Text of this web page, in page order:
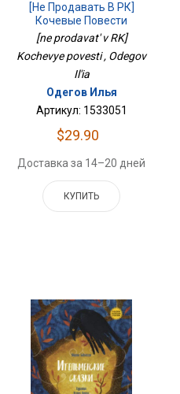
[не Продавать В РК]
Кочевые Повести
[ne prodavat' v RK]
Kochevye povesti , Odegov
Il'ia
Одегов Илья
Артикул: 1533051
$29.90
Доставка за 14–20 дней
КУПИТЬ